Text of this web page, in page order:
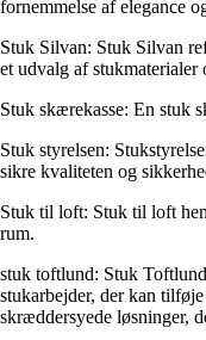
fornemmelse af elegance
Stuk Silvan: Stuk Silvan
et udvalg af
Stuk skærekasse: En stuk
Stuk styrelsen:
sikre kvaliteten og
Stuk til loft: Stuk til loft
rum.
stuk toftlund: Stuk
stukarbejder, der kan
skræddersyede løsninger,